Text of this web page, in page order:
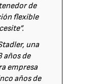
de
flexible
una
años de
empresa
años de